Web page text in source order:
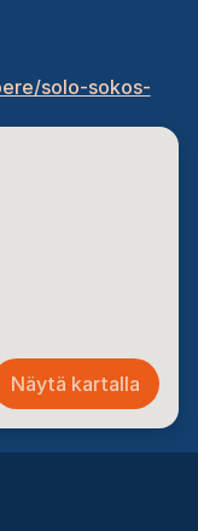
Näytä kartalla
solo-sokos-